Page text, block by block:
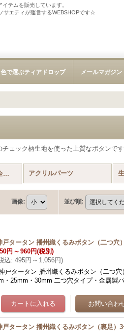
テムを販売しています。
サエティが運営するWEBSHOPです☆
色で選ぶティアドロップ メールマガジン
ェック柄生地を使った上質なボタンで
神戸タータン (全商品) アクリルパーツ
画像: 並び順:
戸タータン 播州織くるみボタン（二つ穴
円 ～ 960円(税別)
込: 495円 ～ 1,056円)
戸タータン 播州織くるみボタン（二つ
・25mm・30mm 二つ穴タイプ・金属製
戸タータン 播州織くるみボタン（裏足）3